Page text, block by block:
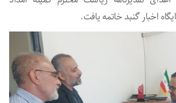
اخبار گنبد خاتمه یافت.